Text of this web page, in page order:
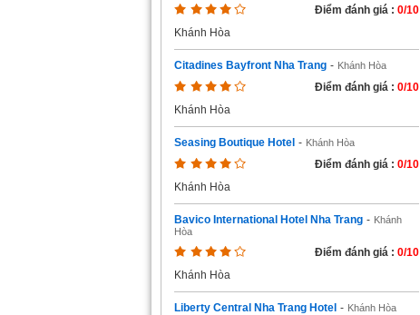
Điểm đánh giá : 0/10
Khánh Hòa
Citadines Bayfront Nha Trang - Khánh Hòa
Điểm đánh giá : 0/10
Khánh Hòa
Seasing Boutique Hotel - Khánh Hòa
Điểm đánh giá : 0/10
Khánh Hòa
Bavico International Hotel Nha Trang - Khánh
Hòa
Điểm đánh giá : 0/10
Khánh Hòa
Liberty Central Nha Trang Hotel - Khánh Hòa